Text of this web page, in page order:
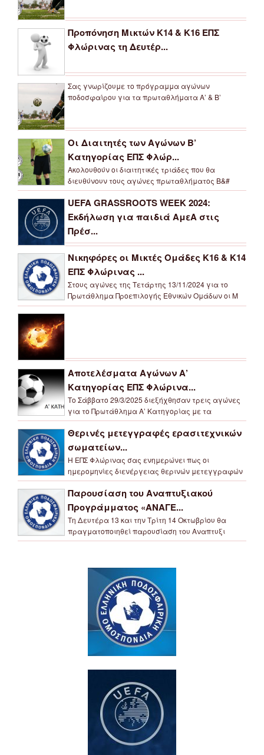
Προπόνηση Μικτών Κ14 & Κ16 ΕΠΣ
Φλώρινας τη Δευτέρ...
Σας γνωρίζουμε το πρόγραμμα αγώνων
ποδοσφαίρου για τα πρωταθλήματα Α’ & Β’
Οι Διαιτητές των Αγώνων Β’
Κατηγορίας ΕΠΣ Φλώρ...
Ακολουθούν οι διαιτητικές τριάδες που θα
διευθύνουν τους αγώνες πρωταθλήματος Β&#
UEFA GRASSROOTS WEEK 2024:
Εκδήλωση για παιδιά ΑμεΑ στις
Πρέσ...
Νικηφόρες οι Μικτές Ομάδες Κ16 & Κ14
ΕΠΣ Φλώρινας ...
Στους αγώνες της Τετάρτης 13/11/2024 για το
Πρωτάθλημα Προεπιλογής Εθνικών Ομάδων οι Μ
Αποτελέσματα Αγώνων Α’
Κατηγορίας ΕΠΣ Φλώρινα...
Το Σάββατο 29/3/2025 διεξήχθησαν τρεις αγώνες
για το Πρωτάθλημα Α’ Κατηγορίας με τα
Θερινές μετεγγραφές ερασιτεχνικών
σωματείων...
Η ΕΠΣ Φλώρινας σας ενημερώνει πως οι
ημερομηνίες διενέργειας θερινών μετεγγραφών
Παρουσίαση του Αναπτυξιακού
Προγράμματος «ΑΝΑΓΕ...
Τη Δευτέρα 13 και την Τρίτη 14 Οκτωβρίου θα
πραγματοποιηθεί παρουσίαση του Αναπτυξι